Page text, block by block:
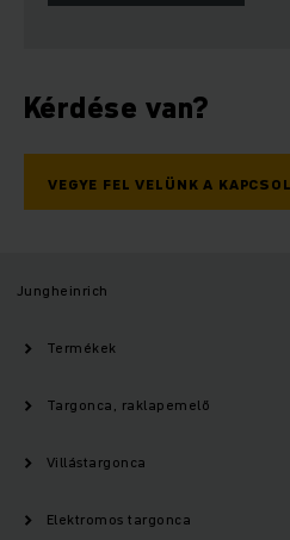
Kérdése van?
VEGYE FEL VELÜNK A
Jungheinrich
Termékek
Targonca, raklapemelő
Villástargonca
Elektromos targonca